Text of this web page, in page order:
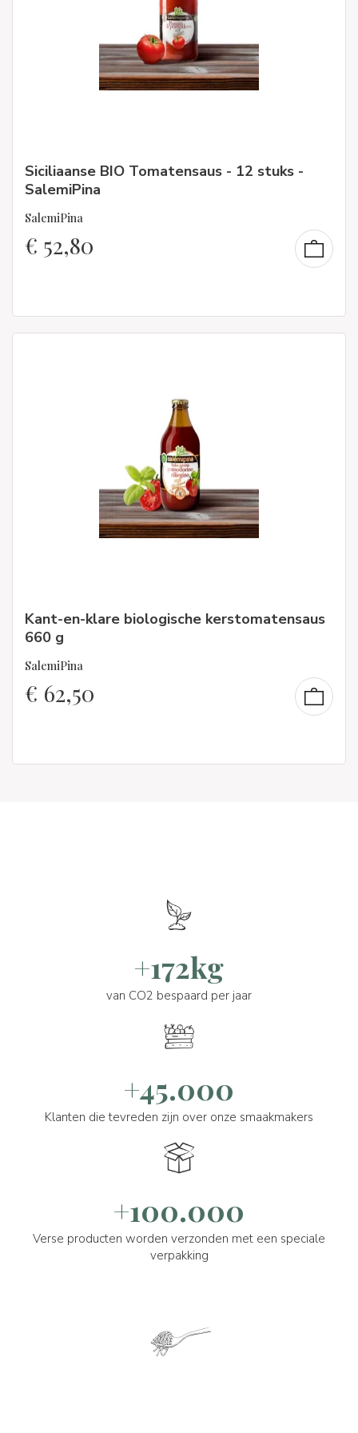
Siciliaanse BIO Tomatensaus - 12 stuks -
SalemiPina
SalemiPina
€ 52,80
Kant-en-klare biologische kerstomatensaus
660 g
SalemiPina
€ 62,50
+172kg
van CO2 bespaard per jaar
+45.000
Klanten die tevreden zijn over onze smaakmakers
+100.000
Verse producten worden verzonden met een speciale
verpakking